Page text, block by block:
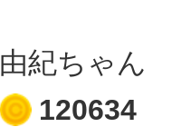
由紀ちゃん
120634
渋谷区